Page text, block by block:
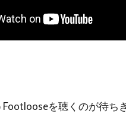
を聴くのが待ち